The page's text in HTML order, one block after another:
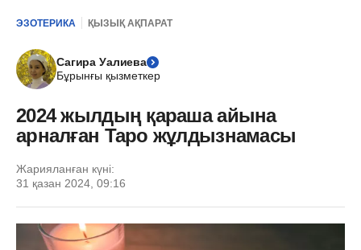
ЭЗОТЕРИКА ҚЫЗЫҚ АҚПАРАТ
Сагира Уалиева
Бұрынғы қызметкер
2024 жылдың қараша айына
арналған Таро жұлдызнамасы
Жарияланған күні:
31 қазан 2024, 09:16